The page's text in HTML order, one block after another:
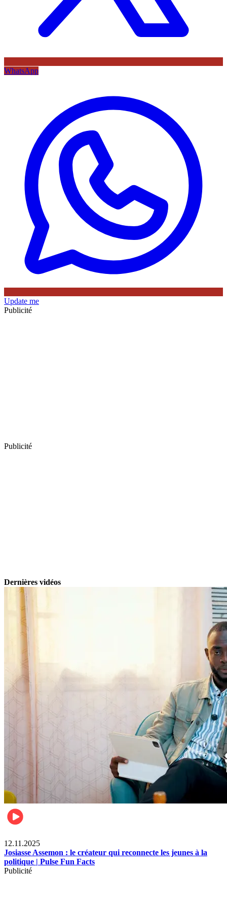
WhatsApp
Update me
Publicité
Publicité
Dernières vidéos
12.11.2025
Josiasse Assemon : le créateur qui reconnecte les jeunes à la
politique | Pulse Fun Facts
Publicité